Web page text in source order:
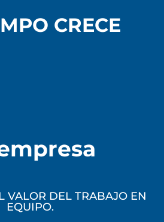
CRECE
VALOR DEL TRABAJO EN
EQUIPO.